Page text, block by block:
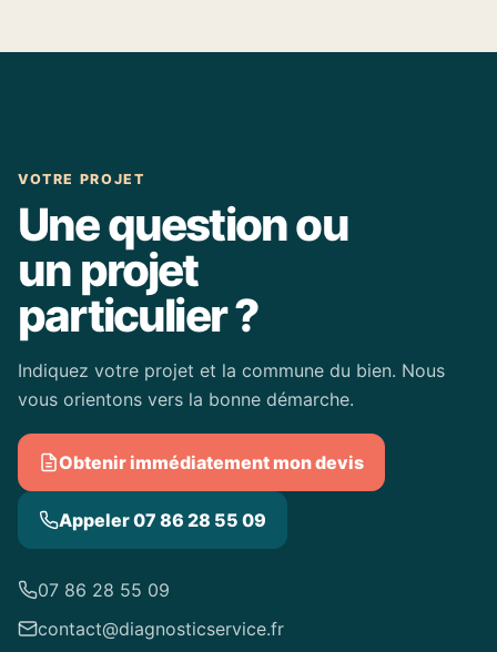
VOTRE PROJET
Une question ou
un projet
particulier ?
Indiquez votre projet et la commune du bien. Nous
vous orientons vers la bonne démarche.
Obtenir immédiatement mon devis
Appeler 07 86 28 55 09
07 86 28 55 09
contact@diagnosticservice.fr